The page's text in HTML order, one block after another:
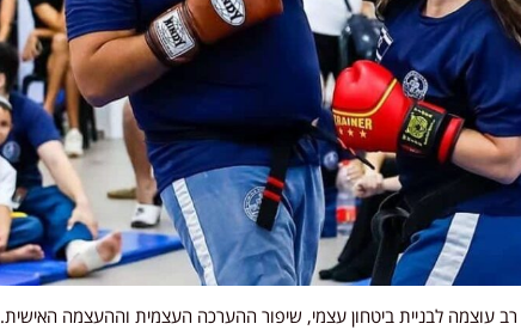
עוצמה לבניית ביטחון עצמי, שיפור ההערכה העצמית וההעצמה האישית.